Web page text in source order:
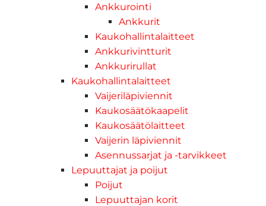
Ankkurointi
Ankkurit
Kaukohallintalaitteet
Ankkurivintturit
Ankkurirullat
Kaukohallintalaitteet
Vaijeriläpiviennit
Kaukosäätökaapelit
Kaukosäätölaitteet
Vaijerin läpiviennit
Asennussarjat ja -tarvikkeet
Lepuuttajat ja poijut
Poijut
Lepuuttajan korit